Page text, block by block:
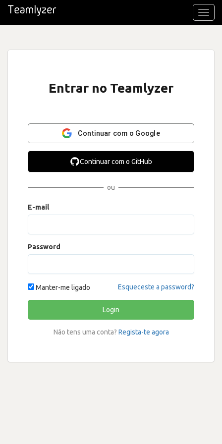
Entrar no Teamlyzer
Continuar com o Google
Continuar com o GitHub
ou
E-mail
Password
Manter-me ligado Esqueceste a password?
Login
Não tens uma conta? Regista-te agora